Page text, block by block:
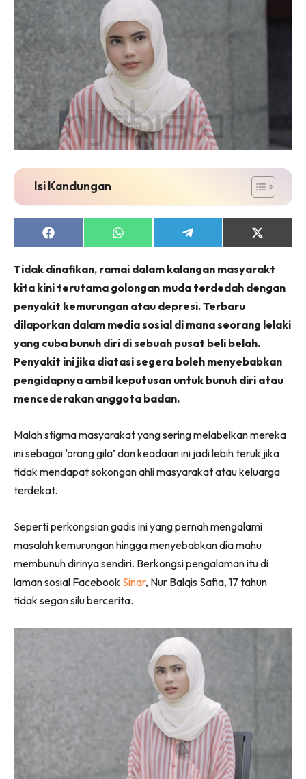
Isi Kandungan
Share
on
Share
on
Share
on
Share
on
(Twitter)
Tidak dinafikan, ramai dalam kalangan masyarakt
kita kini terutama golongan muda terdedah dengan
penyakit kemurungan atau depresi. Terbaru
dilaporkan dalam media sosial di mana seorang lelaki
yang cuba bunuh diri di sebuah pusat beli belah.
Penyakit ini jika diatasi segera boleh menyebabkan
pengidapnya ambil keputusan untuk bunuh diri atau
mencederakan anggota badan.
Malah stigma masyarakat yang sering melabelkan mereka
ini sebagai ‘orang gila’ dan keadaan ini jadi lebih teruk jika
tidak mendapat sokongan ahli masyarakat atau keluarga
terdekat.
Seperti perkongsian gadis ini yang pernah mengalami
masalah kemurungan hingga menyebabkan dia mahu
membunuh dirinya sendiri. Berkongsi pengalaman itu di
laman sosial Facebook Sinar, Nur Balqis Safia, 17 tahun
tidak segan silu bercerita.